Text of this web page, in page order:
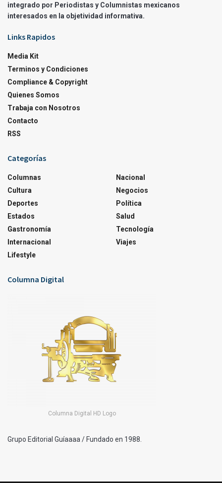
integrado por Periodistas y Columnistas mexicanos
interesados en la objetividad informativa.
Links Rapidos
Media Kit
Terminos y Condiciones
Compliance & Copyright
Quienes Somos
Trabaja con Nosotros
Contacto
RSS
Categorías
Columnas
Cultura
Deportes
Estados
Gastronomía
Internacional
Lifestyle
Nacional
Negocios
Política
Salud
Tecnología
Viajes
Columna Digital
Columna Digital HD Logo
Grupo Editorial Guíaaaa / Fundado en 1988.